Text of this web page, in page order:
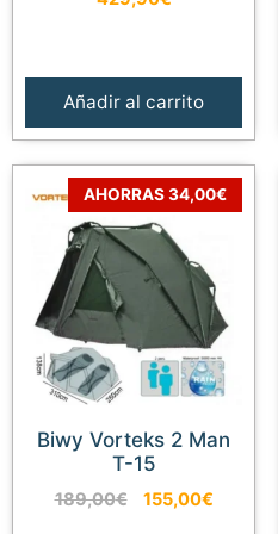
Añadir al carrito
AHORRAS 34,00€
Biwy Vorteks 2 Man
T-15
189,00€
El
155,00€El